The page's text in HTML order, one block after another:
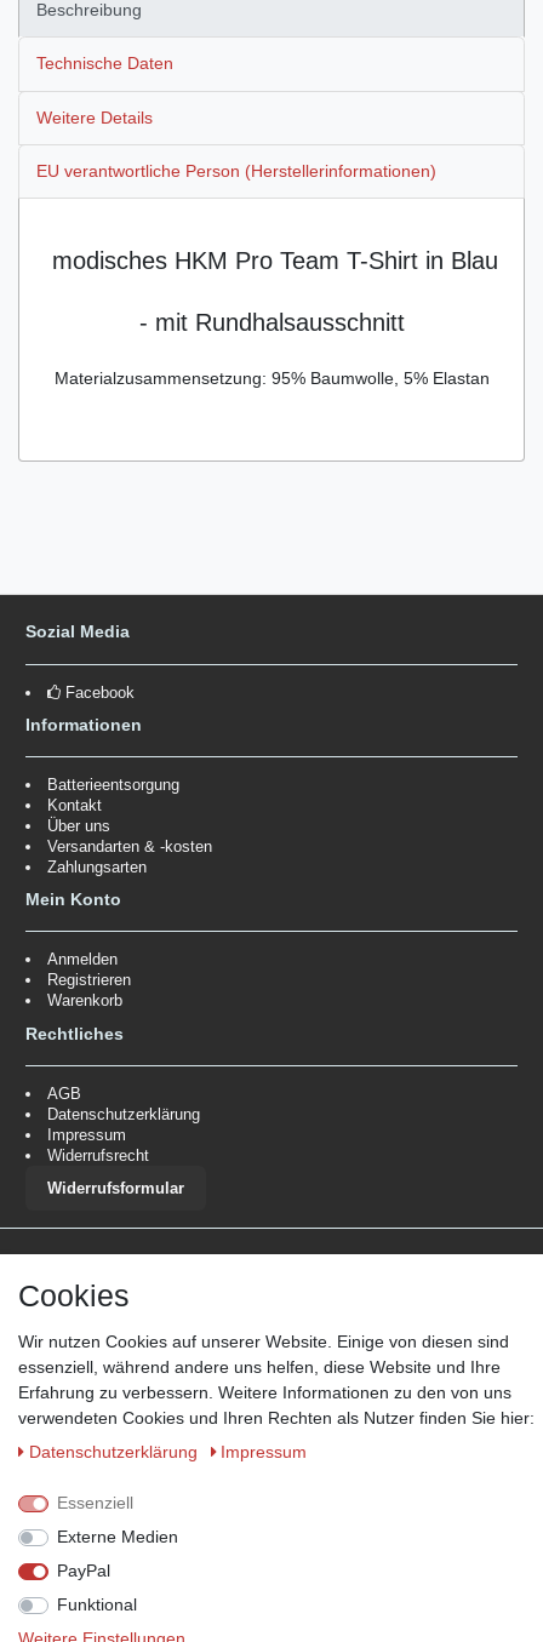
Beschreibung
Technische Daten
Weitere Details
EU verantwortliche Person (Herstellerinformationen)
modisches HKM Pro Team T-Shirt in Blau
- mit Rundhalsausschnitt
Materialzusammensetzung: 95% Baumwolle, 5% Elastan
Sozial Media
Facebook
Informationen
Batterieentsorgung
Kontakt
Über uns
Versandarten & -kosten
Zahlungsarten
Mein Konto
Anmelden
Registrieren
Warenkorb
Rechtliches
AGB
Datenschutzerklärung
Impressum
Widerrufsrecht
Widerrufsformular
*Lieferzeit: 1-3 Werktage / 4-5 Werktage - je nach Artikelgruppe.
Wir behalten uns das Recht vor im Einzelfall bestimmte
Zahlungsarten auszuschließen.
Cookies
Wir nutzen Cookies auf unserer Website. Einige von diesen sind
essenziell, während andere uns helfen, diese Website und Ihre
Erfahrung zu verbessern. Weitere Informationen zu den von uns
verwendeten Cookies und Ihren Rechten als Nutzer finden Sie hier:
Daten­schutz­erklärung
Impressum
Essenziell
Externe Medien
PayPal
Funktional